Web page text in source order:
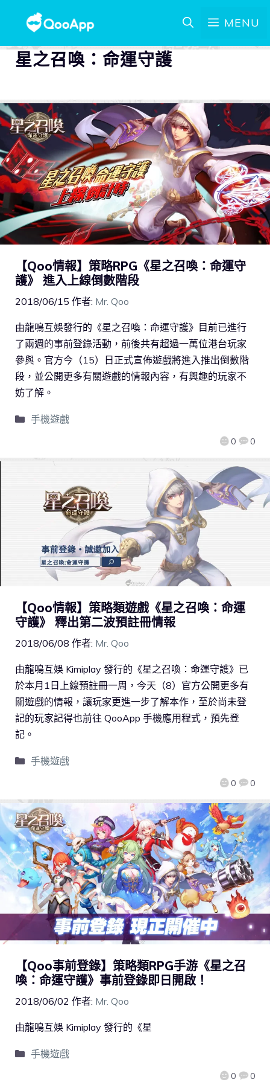
MENU
星之召喚：命運守護
【Qoo情報】策略RPG《星之召喚：命運守
護》 進入上線倒數階段
2018/06/15 作者: Mr. Qoo
0 0
由龍鳴互娛發行的《星之召喚：命運守護》目前已進行
了兩週的事前登錄活動，前後共有超過一萬位港台玩家
參與。官方今（15）日正式宣佈遊戲將進入推出倒數階
段，並公開更多有關遊戲的情報內容，有興趣的玩家不
妨了解。
手機遊戲
【Qoo情報】策略類遊戲《星之召喚：命運
守護》 釋出第二波預註冊情報
2018/06/08 作者: Mr. Qoo
0 0
由龍鳴互娛 Kimiplay 發行的《星之召喚：命運守護》已
於本月1日上線預註冊一周，今天（8）官方公開更多有
關遊戲的情報，讓玩家更進一步了解本作，至於尚未登
記的玩家記得也前往 QooApp 手機應用程式，預先登
記。
手機遊戲
【Qoo事前登錄】策略類RPG手游《星之召
喚：命運守護》事前登錄即日開啟！
2018/06/02 作者: Mr. Qoo
0 0
由龍鳴互娛 Kimiplay 發行的《星
手機遊戲